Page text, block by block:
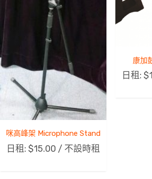
咪高峰架 Microphone Stand
日租:$15.00 / 不設時租
康加
日租: $